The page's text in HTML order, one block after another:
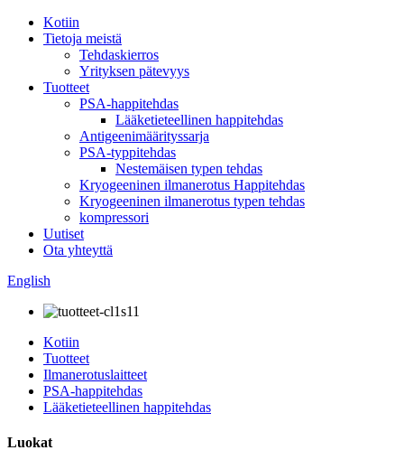
Kotiin
Tietoja meistä
Tehdaskierros
Yrityksen pätevyys
Tuotteet
PSA-happitehdas
Lääketieteellinen happitehdas
Antigeenimäärityssarja
PSA-typpitehdas
Nestemäisen typen tehdas
Kryogeeninen ilmanerotus Happitehdas
Kryogeeninen ilmanerotus typen tehdas
kompressori
Uutiset
Ota yhteyttä
English
Kotiin
Tuotteet
Ilmanerotuslaitteet
PSA-happitehdas
Lääketieteellinen happitehdas
Luokat